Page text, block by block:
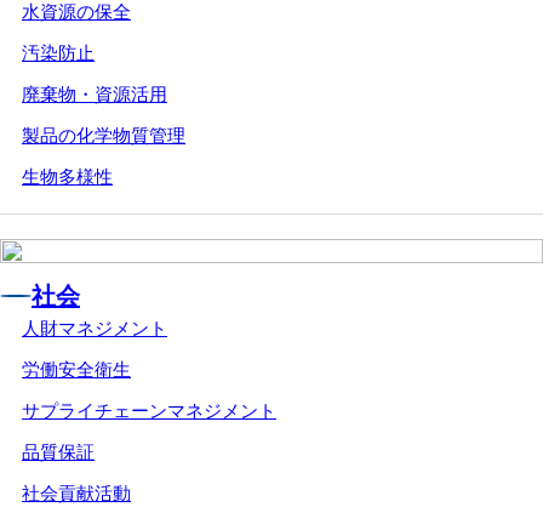
水資源の保全
汚染防止
廃棄物・資源活用
製品の化学物質管理
生物多様性
社会
人財マネジメント
労働安全衛生
サプライチェーンマネジメント
品質保証
社会貢献活動